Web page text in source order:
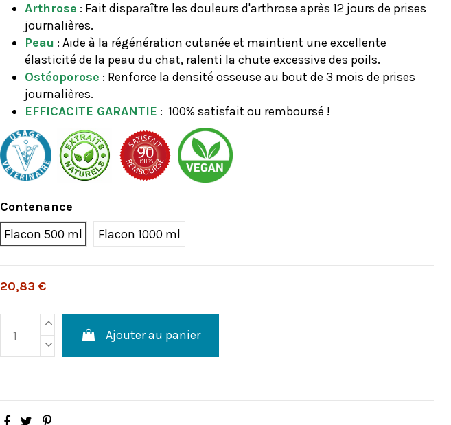
Arthrose : Fait disparaître les douleurs d'arthrose après 12 jours de prises
journalières.
Peau : Aide à la régénération cutanée et maintient une excellente
élasticité de la peau du chat, ralenti la chute excessive des poils.
Ostéoporose : Renforce la densité osseuse au bout de 3 mois de prises
journalières.
EFFICACITE GARANTIE : 100% satisfait ou remboursé !
Contenance
Flacon 500 ml
Flacon 1000 ml
20,83 €
Ajouter au panier